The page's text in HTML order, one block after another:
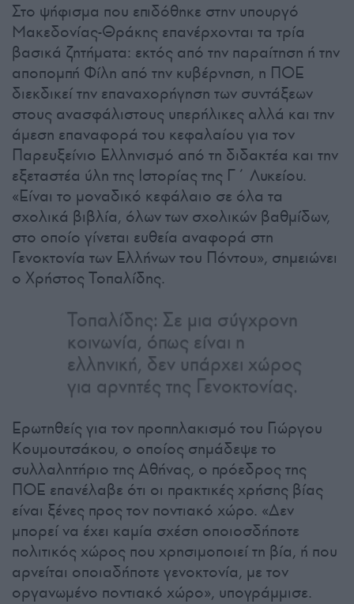
Στο ψήφισμα που επιδόθηκε στην υπουργό
Μακεδονίας-Θράκης επανέρχονται τα τρία
βασικά ζητήματα: εκτός από την παραίτηση ή την
αποπομπή Φίλη από την κυβέρνηση, η ΠΟΕ
διεκδικεί την επαναχορήγηση των συντάξεων
στους ανασφάλιστους υπερήλικες αλλά και την
άμεση επαναφορά του κεφαλαίου για τον
Παρευξείνιο Ελληνισμό από τη διδακτέα και την
εξεταστέα ύλη της Ιστορίας της Γ΄ Λυκείου.
«Είναι το μοναδικό κεφάλαιο σε όλα τα
σχολικά βιβλία, όλων των σχολικών βαθμίδων,
στο οποίο γίνεται ευθεία αναφορά στη
Γενοκτονία των Ελλήνων του Πόντου», σημειώνει
ο Χρήστος Τοπαλίδης.
Τοπαλίδης: Σε μια σύγχρονη
κοινωνία, όπως είναι η
ελληνική, δεν υπάρχει χώρος
για αρνητές της Γενοκτονίας.
Ερωτηθείς για τον προπηλακισμό του Γιώργου
Κουμουτσάκου, ο οποίος σημάδεψε το
συλλαλητήριο της Αθήνας, ο πρόεδρος της
ΠΟΕ επανέλαβε ότι οι πρακτικές χρήσης βίας
είναι ξένες προς τον ποντιακό χώρο. «Δεν
μπορεί να έχει καμία σχέση οποιοσδήποτε
πολιτικός χώρος που χρησιμοποιεί τη βία, ή που
αρνείται οποιαδήποτε γενοκτονία, με τον
οργανωμένο ποντιακό χώρο», υπογράμμισε.